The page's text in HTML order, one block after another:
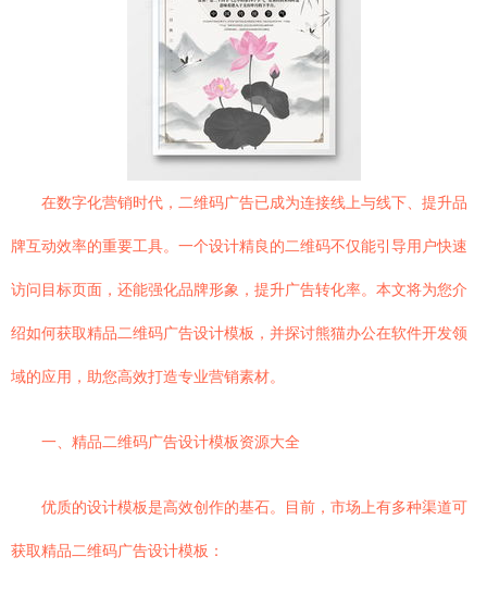
在数字化营销时代，二维码广告已成为连接线上与线下、提升品
牌互动效率的重要工具。一个设计精良的二维码不仅能引导用户快速
访问目标页面，还能强化品牌形象，提升广告转化率。本文将为您介
绍如何获取精品二维码广告设计模板，并探讨熊猫办公在软件开发领
域的应用，助您高效打造专业营销素材。
一、精品二维码广告设计模板资源大全
优质的设计模板是高效创作的基石。目前，市场上有多种渠道可
获取精品二维码广告设计模板：